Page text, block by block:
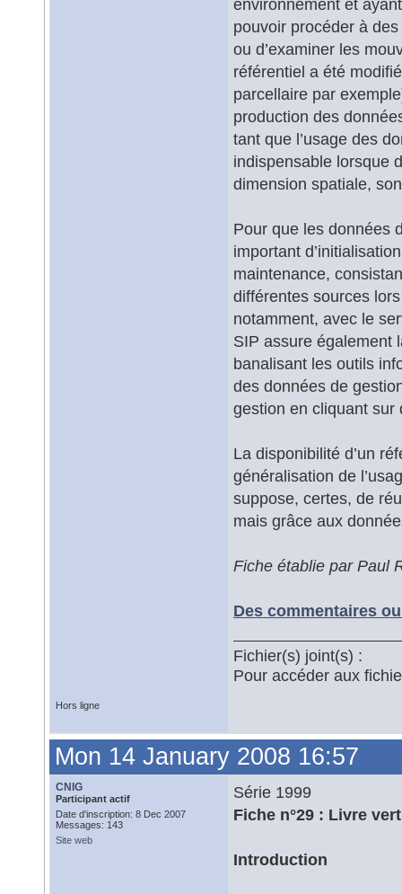
environnement et
pouvoir procéder à
ou d’examiner les
référentiel a été
parcellaire par
production des
tant que l’usage des
indispensable lorsque
dimension spatiale,
Pour que les données
important
maintenance,
différentes sources
notamment, avec le
SIP assure également
banalisant les outils
des données de
gestion en cliquant sur
La disponibilité d’un
généralisation de
suppose, certes, de
mais grâce aux
Fiche établie par Paul
Des commentaires
Fichier(s) joint(s) :
Pour accéder aux
Hors ligne
Mon 14 January 2008 16:57
CNIG
Participant actif
Date d'inscription: 8 Dec 2007
Messages: 143
Site web
Série 1999
Fiche n°29 : Livre
Introduction